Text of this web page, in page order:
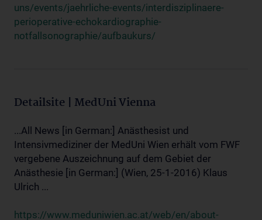
uns/events/jaehrliche-events/interdisziplinaere-
perioperative-echokardiographie-
notfallsonographie/aufbaukurs/
Detailsite | MedUni Vienna
...All News [in German:] Anästhesist und
Intensivmediziner der MedUni Wien erhält vom FWF
vergebene Auszeichnung auf dem Gebiet der
Anästhesie [in German:] (Wien, 25-1-2016) Klaus
Ulrich ...
https://www.meduniwien.ac.at/web/en/about-